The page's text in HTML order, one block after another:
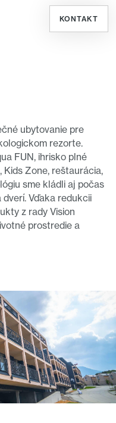
KONTAKT
ubytovanie pre
rezorte.
FUN, ihrisko plné
Zone, reštaurácia,
sme kládli aj počas
Vďaka redukcii
z rady Vision
prostredie a